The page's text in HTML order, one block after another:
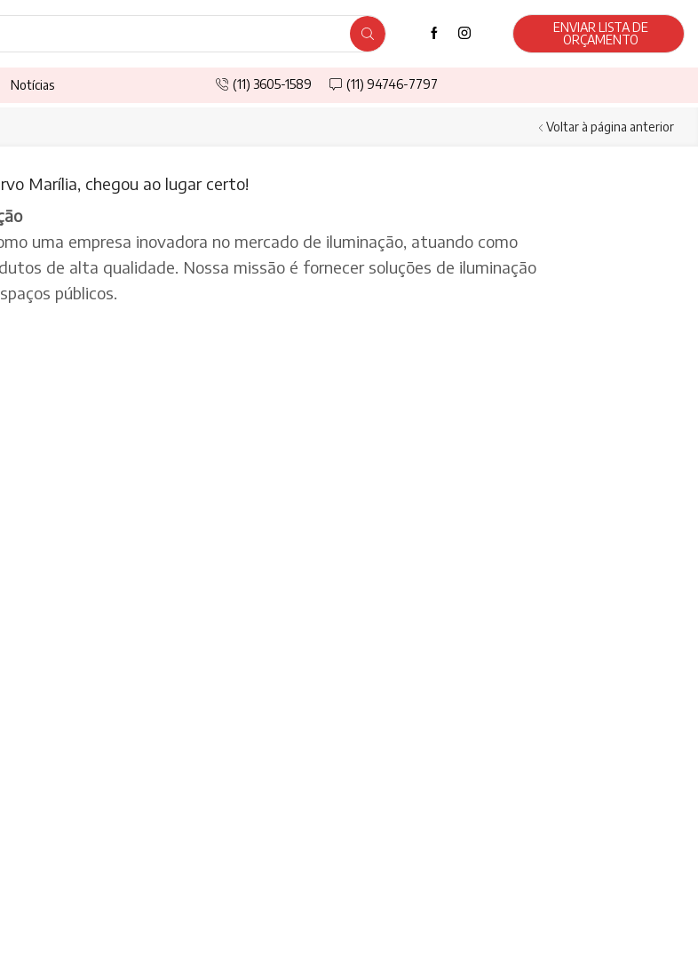
ENVIAR LISTA DE
ORÇAMENTO
Notícias (11) 3605-1589 (11) 94746-7797
Voltar à página anterior
Marília, chegou ao lugar certo!
uma empresa inovadora no mercado de iluminação, atuando como
de alta qualidade. Nossa missão é fornecer soluções de iluminação
públicos.